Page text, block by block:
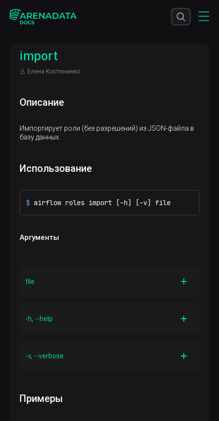
import
Елена Костюченко
Описание
Импортирует роли (без разрешений) из JSON-файла в
базу данных.
Использование
$ airflow roles import [-h] [-v] file
Аргументы
file
-h, --help
-v, --verbose
Примеры